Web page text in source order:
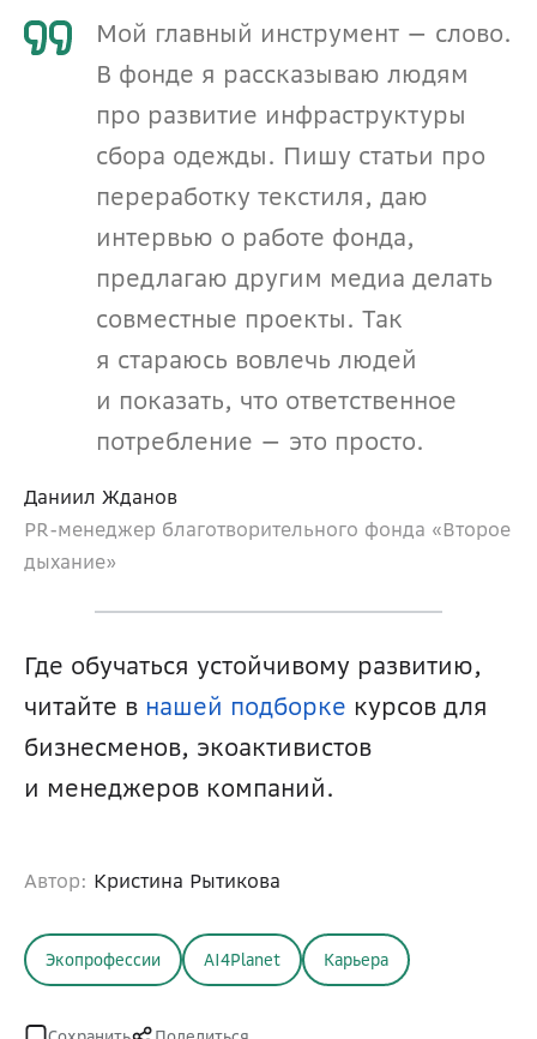
Мой главный инструмент — слово.
В фонде я рассказываю людям
про развитие инфраструктуры
сбора одежды. Пишу статьи про
переработку текстиля, даю
интервью о работе фонда,
предлагаю другим медиа делать
совместные проекты. Так
я стараюсь вовлечь людей
и показать, что ответственное
потребление — это просто.
Даниил Жданов
PR-менеджер благотворительного фонда «Второе
дыхание»
Где обучаться устойчивому развитию,
читайте в нашей подборке курсов для
бизнесменов, экоактивистов
и менеджеров компаний.
Автор: Кристина Рытикова
Экопрофессии AI4Planet Карьера